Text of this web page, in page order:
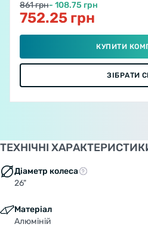
861 грн- 108.75 грн
752.25 грн
КУПИТИ
ЗІБРАТИ
ТЕХНІЧНІ
Діаметр колеса
26"
Матеріал
Алюміній